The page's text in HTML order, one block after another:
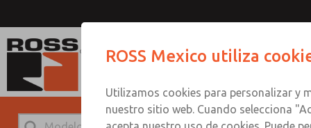
ROSS Mexico utiliza
Utilizamos cookies para personalizar y
nuestro sitio web. Cuando selecciona